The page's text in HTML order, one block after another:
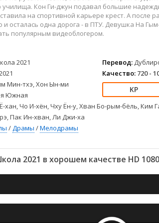
Детские
Драмы
Комедии
училища. Кон Ги-джун подавал большие
на спортивной карьере крест. А после
и осталась одна дорога - в ПТУ. Девушка На
популярным видеоблогером.
2021
Мин-тхэ, Хон Ын-ми
Южная
Перевод:
Качество: 720 -
хан, Чо И-хён, Чху Ён-у, Хван Бо-рым-бёль, Ким
Пак Ин-хван, Ли Джи-ха
/Драмы /Мелодрамы
2021 в хорошем качестве HD